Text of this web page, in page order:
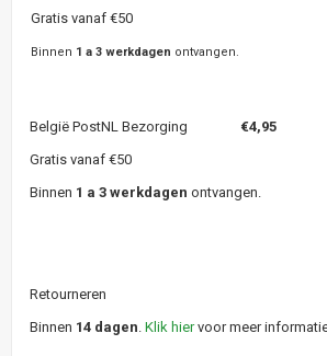
Gratis vanaf €50
Binnen 1 a 3 werkdagen ontvangen.
België PostNL Bezorging €4,95
Gratis vanaf €50
Binnen 1 a 3 werkdagen ontvangen.
Retourneren
Binnen 14 dagen. Klik hiervoor meer